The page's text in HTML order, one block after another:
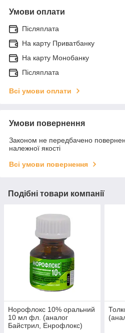
Умови оплати
Післяплата
На карту Приватбанку
На карту Монобанку
Післяплата
Всі умови оплати
Умови повернення
Законом не передбачено
належної якості
Всі умови повернення
Подібні товари компанії
Норофлокс 10% оральний
10 мл фл. (аналог
Байстрил, Енрофлокс)